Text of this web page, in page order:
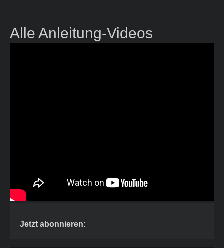
Alle Anleitung-Videos
Jetzt abonnieren: